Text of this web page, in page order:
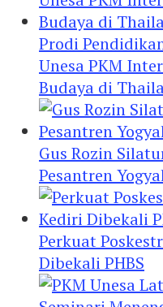
Prodi
Unesa PKM
Budaya di
Gus Rozin
Pesantren
Perkuat
Dibekali PHBS